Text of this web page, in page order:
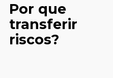
O que é um
pool de
risco?